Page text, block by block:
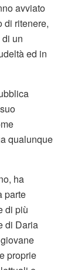
avviato
di ritenere,
un
ed in
qualunque
ha
parte
di più
di Daria
proprie